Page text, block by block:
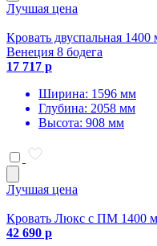
Лучшая цена
Кровать двуспальная
Венеция 8 бодега
17 717 р
Ширина: 1596 мм
Глубина: 2058 мм
Высота: 908 мм
Лучшая цена
Кровать Люкс с ПМ 1400
42 690 р